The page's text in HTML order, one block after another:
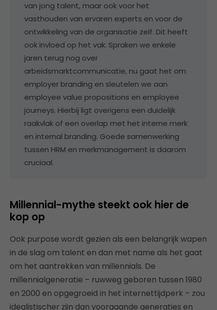
van jong talent, maar ook voor het
vasthouden van ervaren experts en voor de
ontwikkeling van de organisatie zelf. Dit heeft
ook invloed op het vak. Spraken we enkele
jaren terug nog over
arbeidsmarktcommunicatie, nu gaat het om
employer branding en sleutelen we aan
employee value propositions en employee
journeys. Hierbij ligt overigens een duidelijk
raakvlak of een overlap met het interne merk
en internal branding. Goede samenwerking
tussen HRM en merkmanagement is daarom
cruciaal.
Millennial-mythe steekt ook hier de
kop op
Ook purpose wordt gezien als een belangrijk wapen
in de slag om talent en dan met name als het gaat
om het aantrekken van millennials. De
millennialgeneratie – ruwweg geboren tussen 1980
en 2000 en opgegroeid in het internettijdperk – zou
idealistischer zijn dan voorgaande generaties en